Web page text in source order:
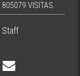
805079 VISITAS.
Staff